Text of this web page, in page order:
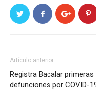
Artículo anterior
Registra Bacalar primeras
defunciones por COVID-